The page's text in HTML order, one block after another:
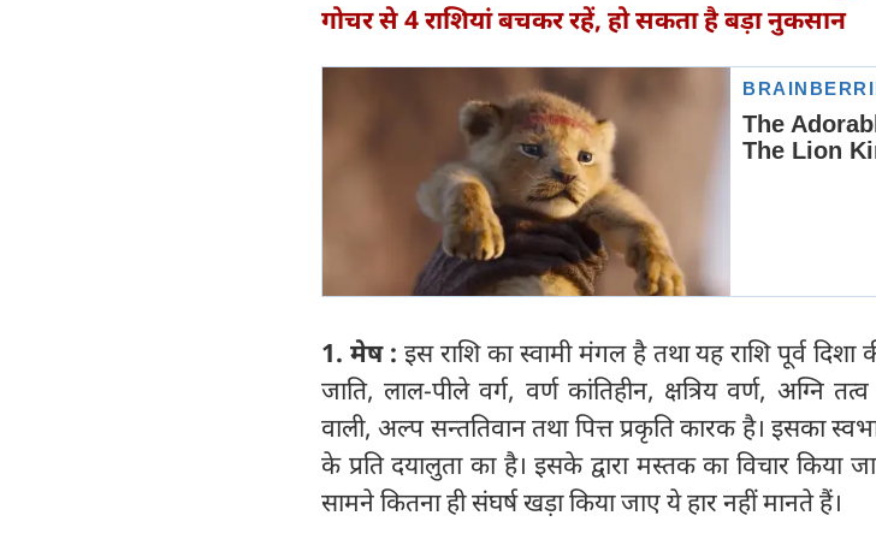
गोचर से 4 राशियां बचकर रहें, हो सकता है बड़ा नुकसान
1. मेष : इस राशि का स्वामी मंगल है तथा यह राशि पूर्व दिशा
जाति, लाल-पीले वर्ग, वर्ण कांतिहीन, क्षत्रिय वर्ण, अग्नि
वाली, अल्प सन्ततिवान तथा पित्त प्रकृति कारक है। इसका
के प्रति दयालुता का है। इसके द्वारा मस्तक का विचार
सामने कितना ही संघर्ष खड़ा किया जाए ये हार नहीं मानते हैं।